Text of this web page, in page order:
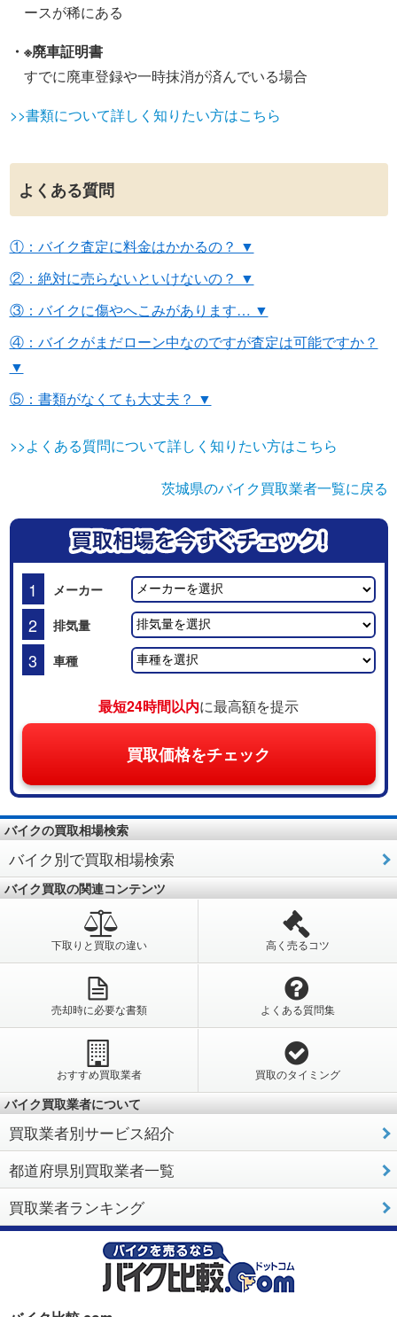
ースが稀にある
・※廃車証明書
すでに廃車登録や一時抹消が済んでいる場合
>>書類について詳しく知りたい方はこちら
よくある質問
①：バイク査定に料金はかかるの？ ▼
②：絶対に売らないといけないの？ ▼
③：バイクに傷やへこみがあります… ▼
④：バイクがまだローン中なのですが査定は可能ですか？
▼
⑤：書類がなくても大丈夫？ ▼
>>よくある質問について詳しく知りたい方はこちら
茨城県のバイク買取業者一覧に戻る
1 メーカー
2 排気量
3 車種
最短24時間以内に最高額を提示
買取価格をチェック
バイクの買取相場検索
バイク別で買取相場検索
バイク買取の関連コンテンツ
下取りと買取の違い 高く売るコツ
売却時に必要な書類 よくある質問集
おすすめ買取業者 買取のタイミング
バイク買取業者について
買取業者別サービス紹介
都道府県別買取業者一覧
買取業者ランキング